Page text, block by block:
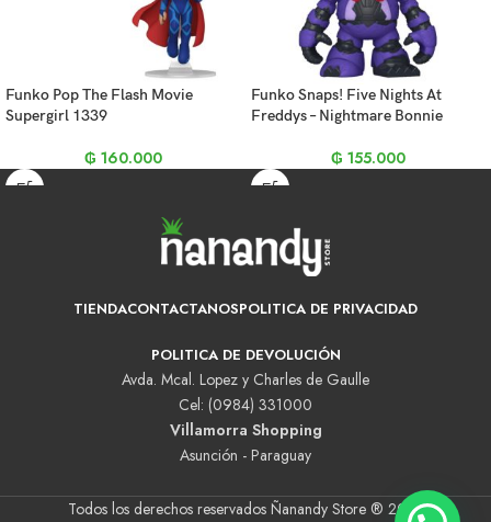
Funko Pop The Flash Movie
Supergirl 1339
₲ 160.000
Funko Snaps! Five Nights At
Freddys – Nightmare Bonnie
₲ 155.000
TIENDACONTACTANOSPOLITICA DE PRIVACIDAD
POLITICA DE DEVOLUCIÓN
Avda. Mcal. Lopez y Charles de Gaulle
Cel: (0984) 331000
Villamorra Shopping
Asunción - Paraguay
Todos los derechos reservados Ñanandy Store ® 2025